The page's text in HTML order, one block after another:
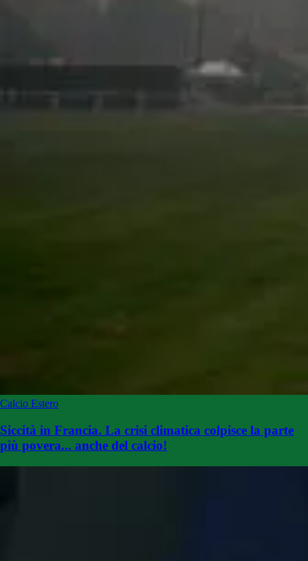
Calcio Estero
Siccità in Francia. La crisi climatica colpisce la parte
più povera... anche del calcio!